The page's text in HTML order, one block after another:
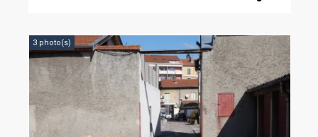
3 photo(s)